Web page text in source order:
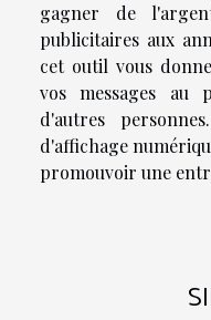
gagner de
publicitaires aux
cet outil vous
vos messages au
d'autres
d'affichage
promouvoir une